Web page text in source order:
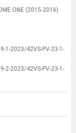
ONE (2015-2016)
1-2023/42VS-PV-23-1-
2-2023/42VS-PV-23-1-